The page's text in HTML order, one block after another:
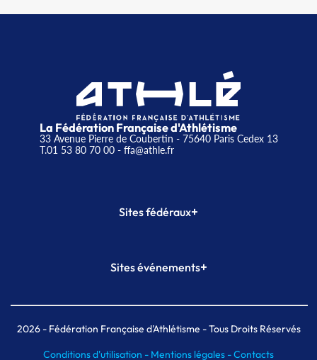
La Fédération Française d'Athlétisme
33 Avenue Pierre de Coubertin - 75640 Paris Cedex 13
T.01 53 80 70 00- ffa@athle.fr
Sites fédéraux+
Plateforme Formation
Sites événements+
Meeting de Paris indoor
MAIF Ekiden de Paris
2026- Fédération Française d'Athlétisme - Tous Droits Réservés
Conditions d'utilisation - Mentions légales -Contacts